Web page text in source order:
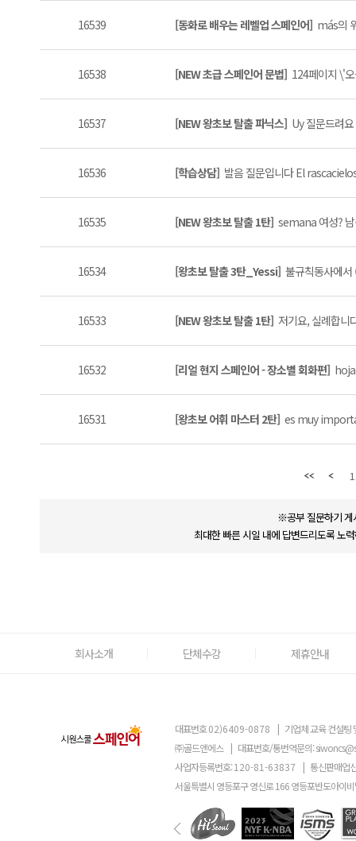
16539 [동화로 배우는 레벨업 스페인어] más의
16538 [NEW 초급 스페인어 문법] 124페이지 \'
16537 [NEW 왕초보 탈출 파닉스] Uy 질문드려
16536 [학습상담] 발음 질문입니다 El
16535 [NEW 왕초보 탈출 1탄] semana 여성?
16534 [왕초보 탈출 3탄_Yessi] 불규칙동사에서
16533 [NEW 왕초보 탈출 1탄] 저기요, 실례합니
16532 [리얼 현지 스페인어 - 장소별 회화편]
16531 [왕초보 어휘 마스터 2탄] es muy
※공부 질문하기 게
최대한 빠른 시일 내에 답변드리도록 노
회사소개 단체수강 제휴안내
대표번호02)6409-0878 | 기업체 교육 컨설팅
㈜골드앤에스 | 대표번호/통번역문의:
사업자등록번호:120-81-63837 | 통신판매업
서울특별시 영등포구 영신로 166 영등포반도아이